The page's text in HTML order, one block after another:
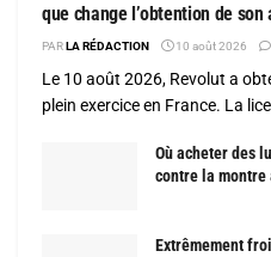
que change l’obtention de
PARLA RÉDACTION 10 août 2026
Le 10 août 2026, Revolut a
plein exercice en France. La
Où acheter des
contre la montre
Extrêmement